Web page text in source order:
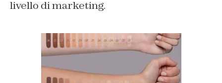
livello di marketing.